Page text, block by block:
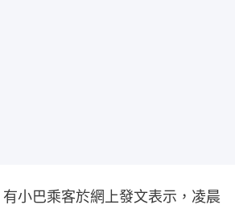
小巴乘客於網上發文表示，凌晨